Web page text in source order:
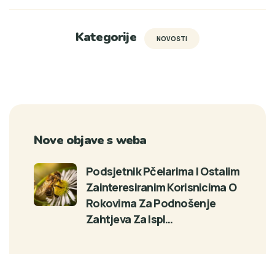
Kategorije NOVOSTI
Nove objave s weba
Podsjetnik Pčelarima I Ostalim
Zainteresiranim Korisnicima O
Rokovima Za Podnošenje
Zahtjeva Za Ispl…